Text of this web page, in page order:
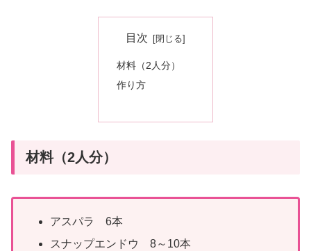
目次
材料（2人分）
作り方
材料（2人分）
アスパラ 6本
スナップエンドウ 8～10本